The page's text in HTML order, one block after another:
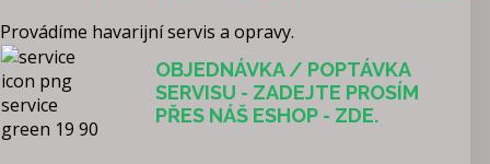
Provádíme havarijní servis a opravy.
OBJEDNÁVKA / POPTÁVKA
SERVISU - ZADEJTE PROSÍM
PŘES NÁŠ ESHOP - ZDE.